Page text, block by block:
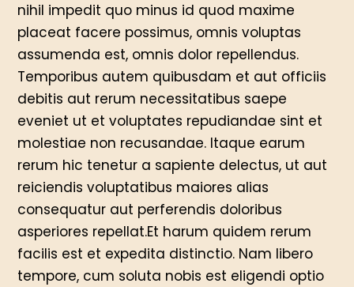
nihil impedit quo minus id quod maxime
placeat facere possimus, omnis voluptas
assumenda est, omnis dolor repellendus.
Temporibus autem quibusdam et aut officiis
debitis aut rerum necessitatibus saepe
eveniet ut et voluptates repudiandae sint et
molestiae non recusandae. Itaque earum
rerum hic tenetur a sapiente delectus, ut aut
reiciendis voluptatibus maiores alias
consequatur aut perferendis doloribus
asperiores repellat.Et harum quidem rerum
facilis est et expedita distinctio. Nam libero
tempore, cum soluta nobis est eligendi optio